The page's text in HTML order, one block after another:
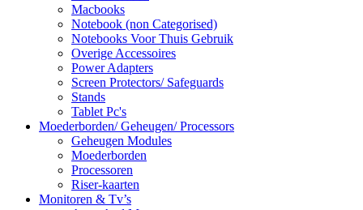
Macbooks
Notebook (non Categorised)
Notebooks Voor Thuis Gebruik
Overige Accessoires
Power Adapters
Screen Protectors/ Safeguards
Stands
Tablet Pc's
Moederborden/ Geheugen/ Processors
Geheugen Modules
Moederborden
Processoren
Riser-kaarten
Monitoren & Tv’s